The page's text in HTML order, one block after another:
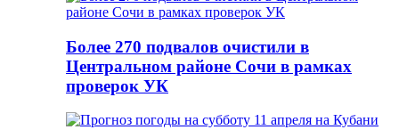
Более 270 подвалов очистили в
Центральном районе Сочи в рамках
проверок УК